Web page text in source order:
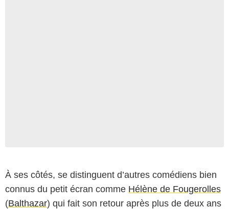
À ses côtés, se distinguent d’autres comédiens bien
connus du petit écran comme Hélène de Fougerolles
(Balthazar) qui fait son retour après plus de deux ans